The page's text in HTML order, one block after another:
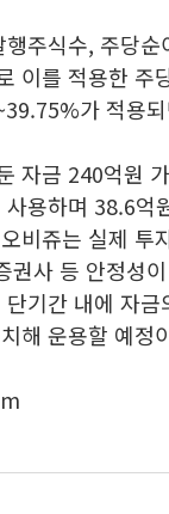
주식수, 주당
이를 적용한 주
가 적용
자금 240억원
용하며 38.6억
비쥬는 실제 투
권사 등 안정성
기간 내에 자
해 운용할 예정